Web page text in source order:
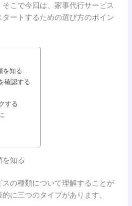
こで今回は、家事代行サービス
ートするための選び方のポイン
を知る
確認する
する
知る
スの種類について理解することが
に三つのタイプがあります。